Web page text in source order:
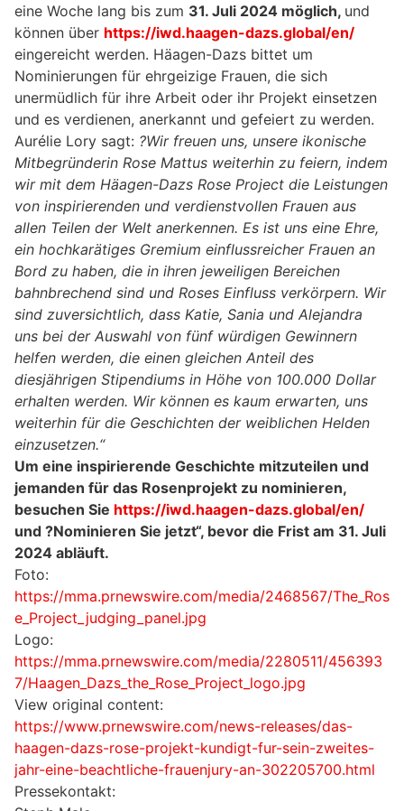
eine Woche lang bis zum 31. Juli 2024 möglich, und
können über https://iwd.haagen-dazs.global/en/
eingereicht werden. Häagen-Dazs bittet um
Nominierungen für ehrgeizige Frauen, die sich
unermüdlich für ihre Arbeit oder ihr Projekt einsetzen
und es verdienen, anerkannt und gefeiert zu werden.
Aurélie Lory sagt: ?Wir freuen uns, unsere ikonische
Mitbegründerin Rose Mattus weiterhin zu feiern, indem
wir mit dem Häagen-Dazs Rose Project die Leistungen
von inspirierenden und verdienstvollen Frauen aus
allen Teilen der Welt anerkennen. Es ist uns eine Ehre,
ein hochkarätiges Gremium einflussreicher Frauen an
Bord zu haben, die in ihren jeweiligen Bereichen
bahnbrechend sind und Roses Einfluss verkörpern. Wir
sind zuversichtlich, dass Katie, Sania und Alejandra
uns bei der Auswahl von fünf würdigen Gewinnern
helfen werden, die einen gleichen Anteil des
diesjährigen Stipendiums in Höhe von 100.000 Dollar
erhalten werden. Wir können es kaum erwarten, uns
weiterhin für die Geschichten der weiblichen Helden
einzusetzen.“
Um eine inspirierende Geschichte mitzuteilen und
jemanden für das Rosenprojekt zu nominieren,
besuchen Sie https://iwd.haagen-dazs.global/en/
und ?Nominieren Sie jetzt“, bevor die Frist am 31. Juli
2024 abläuft.
Foto:
https://mma.prnewswire.com/media/2468567/The_Ros
e_Project_judging_panel.jpg
Logo:
https://mma.prnewswire.com/media/2280511/456393
7/Haagen_Dazs_the_Rose_Project_logo.jpg
View original content:
https://www.prnewswire.com/news-releases/das-
haagen-dazs-rose-projekt-kundigt-fur-sein-zweites-
jahr-eine-beachtliche-frauenjury-an-302205700.html
Pressekontakt: